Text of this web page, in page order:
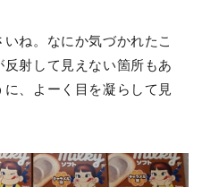
ね。なにか気づかれたこ
射して見えない箇所もあ
、よーく目を凝らして見